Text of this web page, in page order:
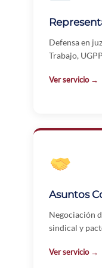
Defensa en
Trabajo,
Ver servicio →
Asuntos
Negociación
sindical y
Ver servicio →